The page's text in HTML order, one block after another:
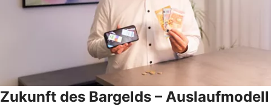
Zukunft des Bargelds – Auslaufmodell